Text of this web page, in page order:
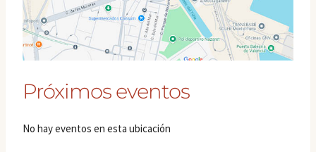
Próximos eventos
No hay eventos en esta ubicación